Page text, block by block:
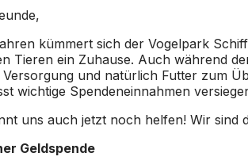
kümmert sich der Vogelpark
Tieren ein Zuhause. Auch während
und natürlich Futter zum
wichtige Spendeneinnahmen
uns auch jetzt noch helfen! Wir sind
Geldspende